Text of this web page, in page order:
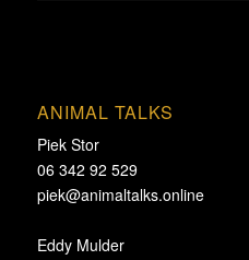
ANIMAL TALKS
Piek Stor
06 342 92 529
piek@animaltalks.online
Eddy Mulder